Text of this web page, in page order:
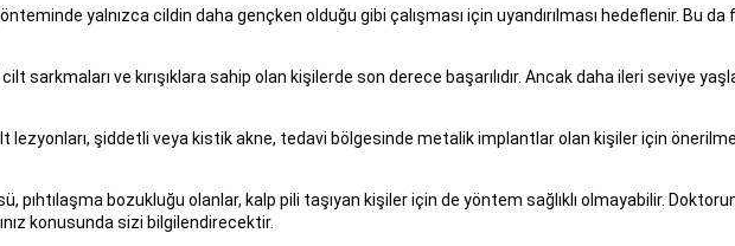
yalnızca cildin daha gençken olduğu gibi çalışması için uyandırılması hedeflenir. Bu da
sarkmaları ve kırışıklara sahip olan kişilerde son derece başarılıdır. Ancak daha ileri seviye
lezyonları, şiddetli veya kistik akne, tedavi bölgesinde metalik implantlar olan kişiler için
pıhtılaşma bozukluğu olanlar, kalp pili taşıyan kişiler için de yöntem sağlıklı olmayabilir.
konusunda sizi bilgilendirecektir.